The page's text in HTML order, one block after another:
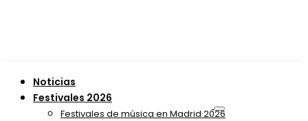
Noticias
Festivales 2026
Festivales de música en Madrid 2026